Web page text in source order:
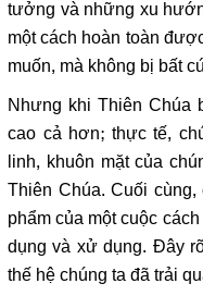
tưởng và những xu
một cách hoàn toàn
muốn, mà không bị bất
Nhưng khi Thiên Chúa
cao cả hơn; thực tế,
linh, khuôn mặt của
Thiên Chúa. Cuối
phẩm của một cuộc
dụng và xử dụng. Đây
thế hệ chúng ta đã trải